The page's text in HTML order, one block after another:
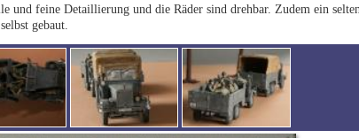
und feine Detaillierung und die Räder sind drehbar. Zudem ein
gebaut.